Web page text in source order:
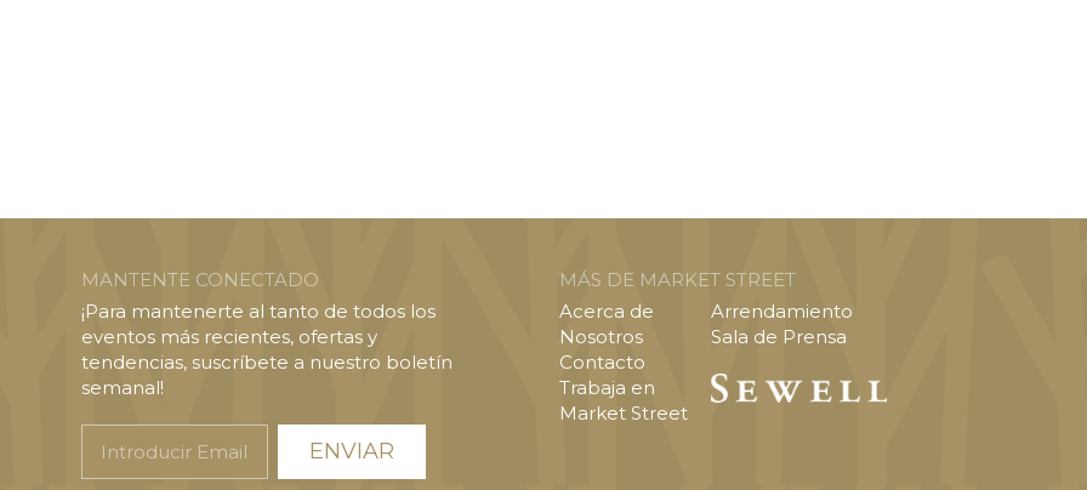
MANTENTE CONECTADO
¡Para mantenerte al tanto de todos los
eventos más recientes, ofertas y
tendencias, suscríbete a nuestro boletín
semanal!
Email
MÁS DE MARKET STREET
Acerca de
Nosotros
Contacto
Trabaja en
Market Street
Arrendamiento
Sala de Prensa